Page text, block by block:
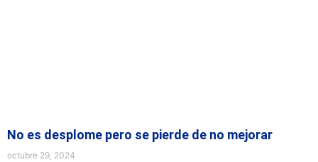
No es desplome pero se pierde de no mejorar
octubre 29, 2024